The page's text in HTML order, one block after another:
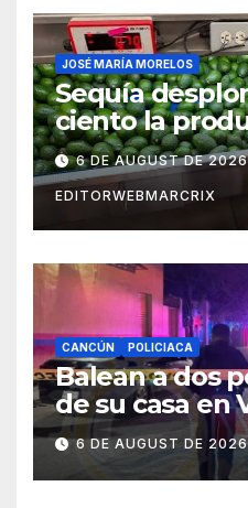
JOSÉ MARÍA MORELOS
Sequía
ciento la
aguacate en
6 DE AUGUST DE
EDITORWEBMARCRIX
CANCÚN POLICIACA
Balean a dos
de su casa en
6 DE AUGUST DE